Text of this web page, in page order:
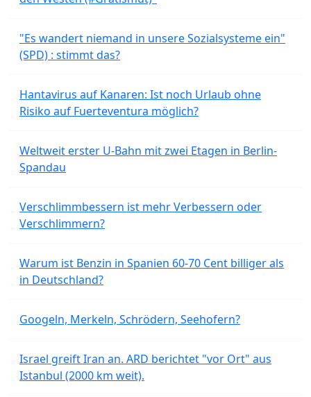
"Es wandert niemand in unsere Sozialsysteme ein"
(SPD) : stimmt das?
Hantavirus auf Kanaren: Ist noch Urlaub ohne
Risiko auf Fuerteventura möglich?
Weltweit erster U-Bahn mit zwei Etagen in Berlin-
Spandau
Verschlimmbessern ist mehr Verbessern oder
Verschlimmern?
Warum ist Benzin in Spanien 60-70 Cent billiger als
in Deutschland?
Googeln, Merkeln, Schrödern, Seehofern?
Israel greift Iran an. ARD berichtet "vor Ort" aus
Istanbul (2000 km weit).